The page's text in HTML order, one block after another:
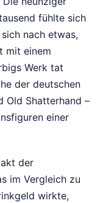
fühlte sich
nach etwas,
mit einem
Werk tat
der deutschen
Old Shatterhand –
einer
der
im Vergleich zu
wirkte,